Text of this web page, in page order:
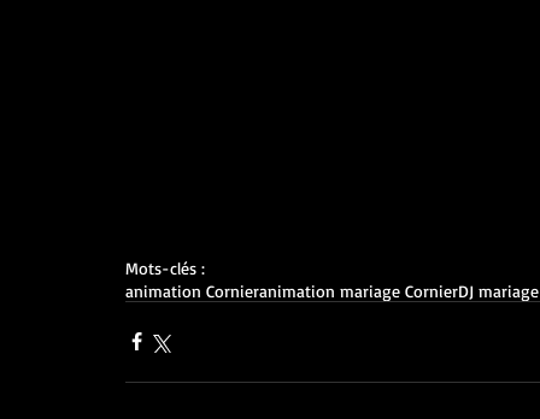
Mots-clés :
animation Cornieranimation mariage CornierDJ